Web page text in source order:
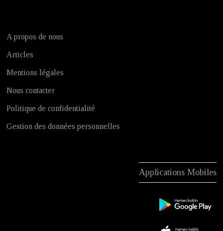
A propos de nous
Articles
Mentions légales
Nous contacter
Politique de confidentialité
Gestion des données personnelles
Applications Mobiles